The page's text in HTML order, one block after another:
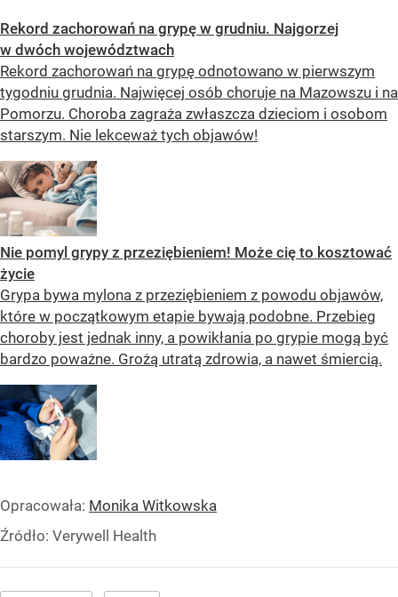
Rekord zachorowań na grypę w grudniu. Najgorzej
w dwóch województwach
Rekord zachorowań na grypę odnotowano w pierwszym
tygodniu grudnia. Najwięcej osób choruje na Mazowszu i na
Pomorzu. Choroba zagraża zwłaszcza dzieciom i osobom
starszym. Nie lekceważ tych objawów!
Nie pomyl grypy z przeziębieniem! Może cię to kosztować
życie
Grypa bywa mylona z przeziębieniem z powodu objawów,
które w początkowym etapie bywają podobne. Przebieg
choroby jest jednak inny, a powikłania po grypie mogą być
bardzo poważne. Grożą utratą zdrowia, a nawet śmiercią.
Opracowała: Monika Witkowska
Źródło: Verywell Health